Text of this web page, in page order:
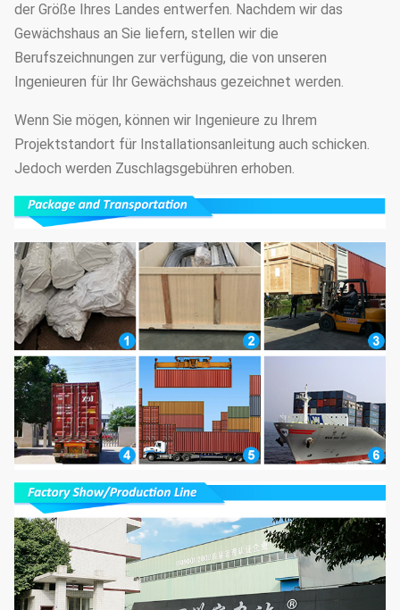
der Größe Ihres Landes entwerfen. Nachdem wir das
Gewächshaus an Sie liefern, stellen wir die
Berufszeichnungen zur verfügung, die von unseren
Ingenieuren für Ihr Gewächshaus gezeichnet werden.
Wenn Sie mögen, können wir Ingenieure zu Ihrem
Projektstandort für Installationsanleitung auch schicken.
Jedoch werden Zuschlagsgebühren erhoben.